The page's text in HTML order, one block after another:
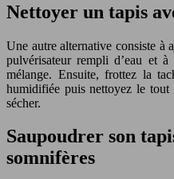
Nettoyer un tapis
Une autre alternative consiste à
pulvérisateur rempli d’eau et
mélange. Ensuite, frottez la
humidifiée puis nettoyez le tout
sécher.
Saupoudrer son
somnifères